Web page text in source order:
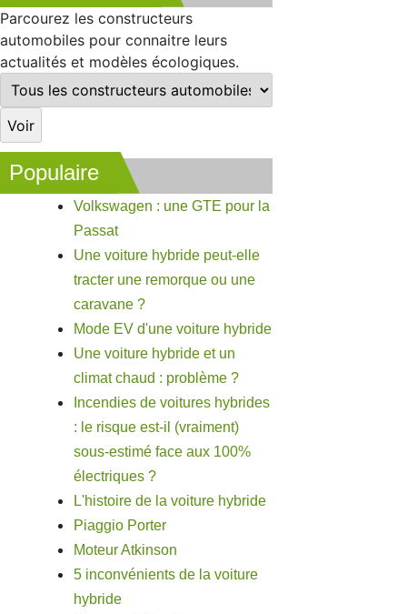
Parcourez les constructeurs
automobiles pour connaitre leurs
actualités et modèles écologiques.
Populaire
Volkswagen : une GTE pour la
Passat
Une voiture hybride peut-elle
tracter une remorque ou une
caravane ?
Mode EV d'une voiture hybride
Une voiture hybride et un
climat chaud : problème ?
Incendies de voitures hybrides
: le risque est-il (vraiment)
sous-estimé face aux 100%
électriques ?
L'histoire de la voiture hybride
Piaggio Porter
Moteur Atkinson
5 inconvénients de la voiture
hybride